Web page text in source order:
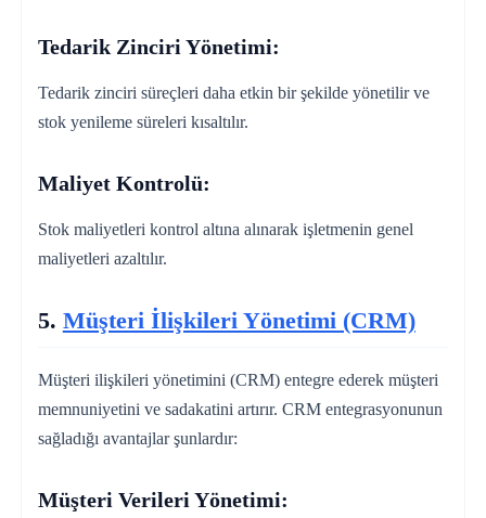
Tedarik Zinciri Yönetimi:
Tedarik zinciri süreçleri daha etkin bir şekilde yönetilir ve
stok yenileme süreleri kısaltılır.
Maliyet Kontrolü:
Stok maliyetleri kontrol altına alınarak işletmenin genel
maliyetleri azaltılır.
5. Müşteri İlişkileri Yönetimi (CRM)
Müşteri ilişkileri yönetimini (CRM) entegre ederek müşteri
memnuniyetini ve sadakatini artırır. CRM entegrasyonunun
sağladığı avantajlar şunlardır:
Müşteri Verileri Yönetimi: